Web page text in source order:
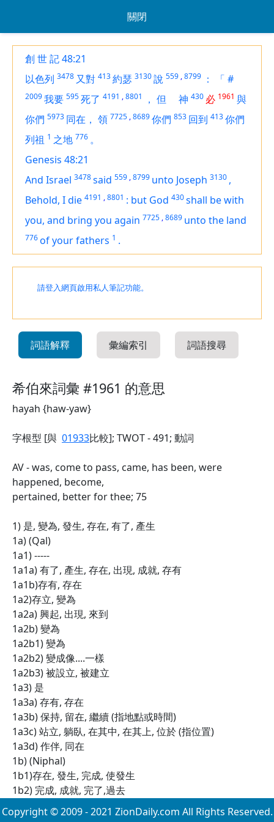
關閉
創 世 記 48:21
以色列 3478 又對 413約瑟 3130說 559 ,8799 ： 「 #
2009我要 595死了 4191 ,8801 ， 但 神 430 必 1961 與
你們 5973 同在， 領 7725 ,8689你們 853 回到 413你們
列祖 1 之地 776 。
Genesis 48:21
And Israel 3478said 559 ,8799 unto Joseph 3130 ,
Behold, I die 4191 ,8801 : but God 430shall be with
you, and bring you again 7725 ,8689 unto the land
776of your fathers 1 .
請登入網頁啟用私人筆記功能。
詞語解釋 彙編索引 詞語搜尋
希伯來詞彙 #1961 的意思
hayah {haw-yaw}
字根型 [與 01933比較]; TWOT - 491; 動詞
AV - was, come to pass, came, has been, were
happened, become,
pertained, better for thee; 75
1) 是, 變為, 發生, 存在, 有了, 產生
1a) (Qal)
1a1) -----
1a1a) 有了, 產生, 存在, 出現, 成就, 存有
1a1b)存有, 存在
1a2)存立, 變為
1a2a) 興起, 出現, 來到
1a2b) 變為
1a2b1) 變為
1a2b2) 變成像....一樣
1a2b3) 被設立, 被建立
1a3) 是
1a3a) 存有, 存在
1a3b) 保持, 留在, 繼續 (指地點或時間)
1a3c) 站立, 躺臥, 在其中, 在其上, 位於 (指位置)
1a3d) 作伴, 同在
1b) (Niphal)
1b1)存在, 發生, 完成, 使發生
1b2) 完成, 成就, 完了,過去
Copyright © 2009 - 2021 ZionDaily.com All Rights Reserved.